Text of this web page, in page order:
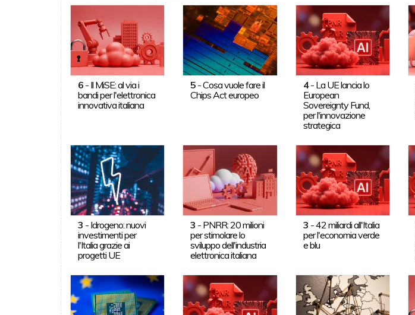
6- Il MiSE: al via i
bandi per l'elettronica
innovativa italiana
5 -Cosa vuole fare il
Chips Act europeo
4- La UE lancia lo
European
Sovereignty Fund,
per l'innovazione
strategica
3 - Idrogeno: nuovi
investimenti per
l'Italia grazie ai
progetti UE
3 - PNRR: 20 milioni
per stimolare lo
sviluppo dell'industria
elettronica italiana
3 -42 miliardi all'Italia
per l'economia verde
e blu